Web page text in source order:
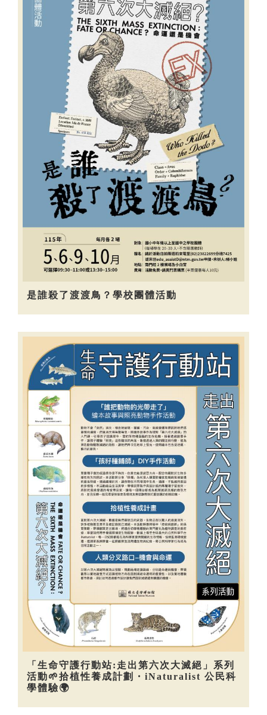
是誰殺了渡渡鳥？學校團體活動
「生命守護行動站:走出第六次大滅絕」系列
活動🌱拾植性養成計劃・iNaturalist 公民科
學體驗🌍